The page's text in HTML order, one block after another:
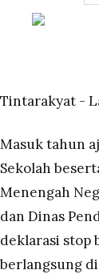
Tintarakyat -
Masuk tahun
Sekolah
Menengah
dan Dinas
deklarasi stop
berlangsung di